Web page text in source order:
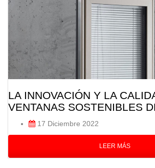
LA INNOVACIÓN Y LA
VENTANAS SOSTENIBLES
17 Diciembre 2022
LEER MÁS